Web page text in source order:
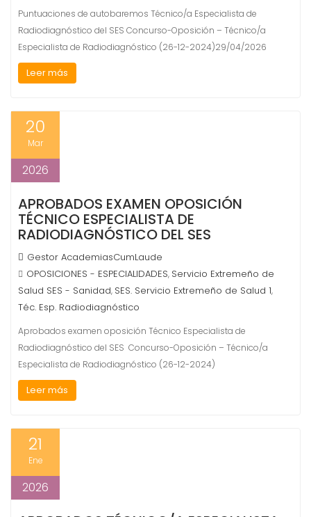
Puntuaciones de autobaremos Técnico/a Especialista de
Radiodiagnóstico del SES Concurso-Oposición – Técnico/a
Especialista de Radiodiagnóstico (26-12-2024)29/04/2026
Leer más
20
Mar
2026
APROBADOS EXAMEN OPOSICIÓN
TÉCNICO ESPECIALISTA DE
RADIODIAGNÓSTICO DEL SES
Gestor AcademiasCumLaude
OPOSICIONES - ESPECIALIDADES, Servicio Extremeño de
Salud SES - Sanidad, SES. Servicio Extremeño de Salud 1,
Téc. Esp. Radiodiagnóstico
Aprobados examen oposición Técnico Especialista de
Radiodiagnóstico del SES Concurso-Oposición – Técnico/a
Especialista de Radiodiagnóstico (26-12-2024)
Leer más
21
Ene
2026